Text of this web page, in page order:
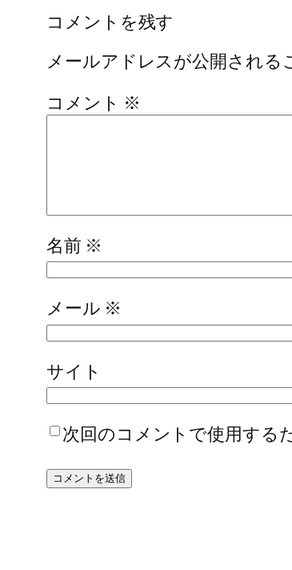
コメントを残す
メールアドレスが公開される
コメント ※
名前 ※
メール ※
サイト
次回のコメントで使用する